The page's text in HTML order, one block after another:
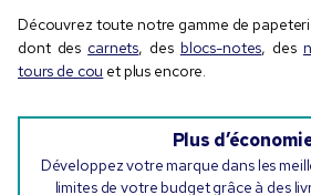
Découvrez toute notre gamme de
dont des carnets, des blocs-notes, des
tours de cou et plus encore.
Plus
Développez votre marque dans les
limites de votre budget grâce à des